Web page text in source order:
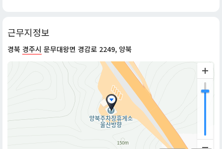
근무지정보
경북 경주시 문무대왕면 경감로 2249, 양북